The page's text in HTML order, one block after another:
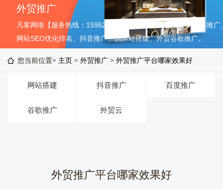
外贸推广
凡客网络【服务热线：15952764576】致力于为企业提供网络推广,
网站SEO优化排名、抖音推广、国际站搭建、外贸谷歌推广。
您当前位置> 主页 > 外贸推广 > 外贸推广平台哪家效果好
网站搭建 抖音推广 百度推广
谷歌推广 外贸云
外贸推广平台哪家效果好